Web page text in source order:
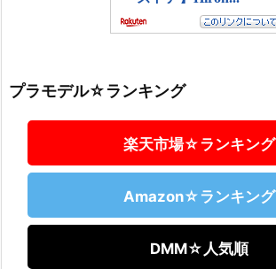
プラモデル☆ランキング
楽天市場☆ランキング
Amazon☆ランキング
DMM☆人気順